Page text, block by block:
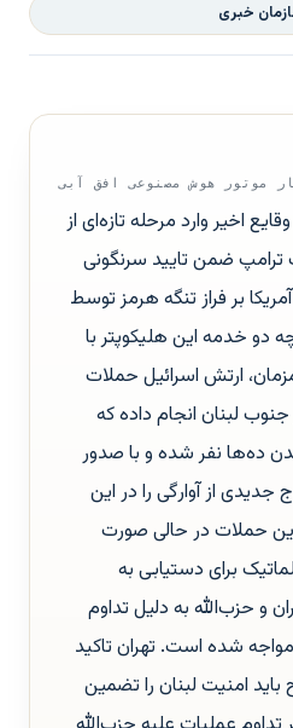
خبری
موتور هوش مصنوعی افق آبی
اخیر وارد مرحله تازه‌ای از
ضمن تایید سرنگونی
بر فراز تنگه هرمز توسط
دو خدمه این هلیکوپتر با
ارتش اسرائیل حملات
لبنان انجام داده که
ده‌ها نفر شده و با صدور
از آوارگی را در این
حملات در حالی صورت
برای دستیابی به
و حزب‌الله به دلیل تداوم
شده است. تهران تاکید
امنیت لبنان را تضمین